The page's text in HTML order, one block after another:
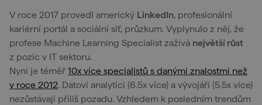
V roce 2017 provedl americký LinkedIn, profesionální
kariérní portál a sociální síť, průzkum. Vyplynulo z něj, že
profese Machine Learning Specialist zažívá největší růst
z pozic v IT sektoru.
Nyní je téměř 10x více specialistů s danými znalostmi než
v roce 2012. Datoví analytici (6.5x více) a vývojáři (5.5x více)
nezůstávají příliš pozadu. Vzhledem k posledním trendům